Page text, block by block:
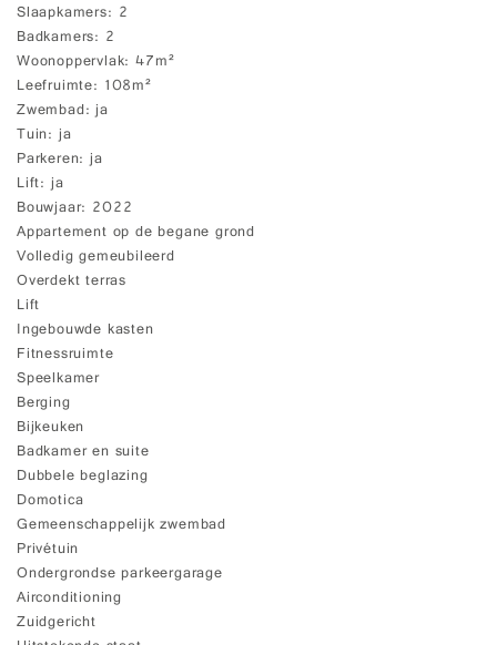
Slaapkamers 2
Badkamers 2
Woonoppervlak 47m²
Leefruimte 108m²
Zwembad ja
Tuin ja
Parkeren ja
Lift ja
Bouwjaar 2022
Appartement op de begane grond
Volledig gemeubileerd
Overdekt terras
Lift
Ingebouwde kasten
Fitnessruimte
Speelkamer
Berging
Bijkeuken
Badkamer en suite
Dubbele beglazing
Domotica
Gemeenschappelijk zwembad
Privétuin
Ondergrondse parkeergarage
Airconditioning
Zuidgericht